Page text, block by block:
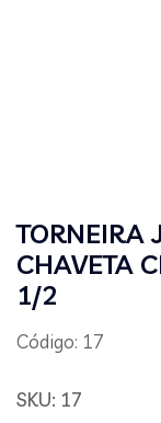
TORNEIRA
CHAVETA
1/2
Código: 17
SKU: 17